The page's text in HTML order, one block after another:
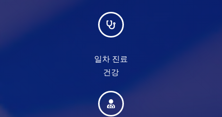
일차 진료
건강